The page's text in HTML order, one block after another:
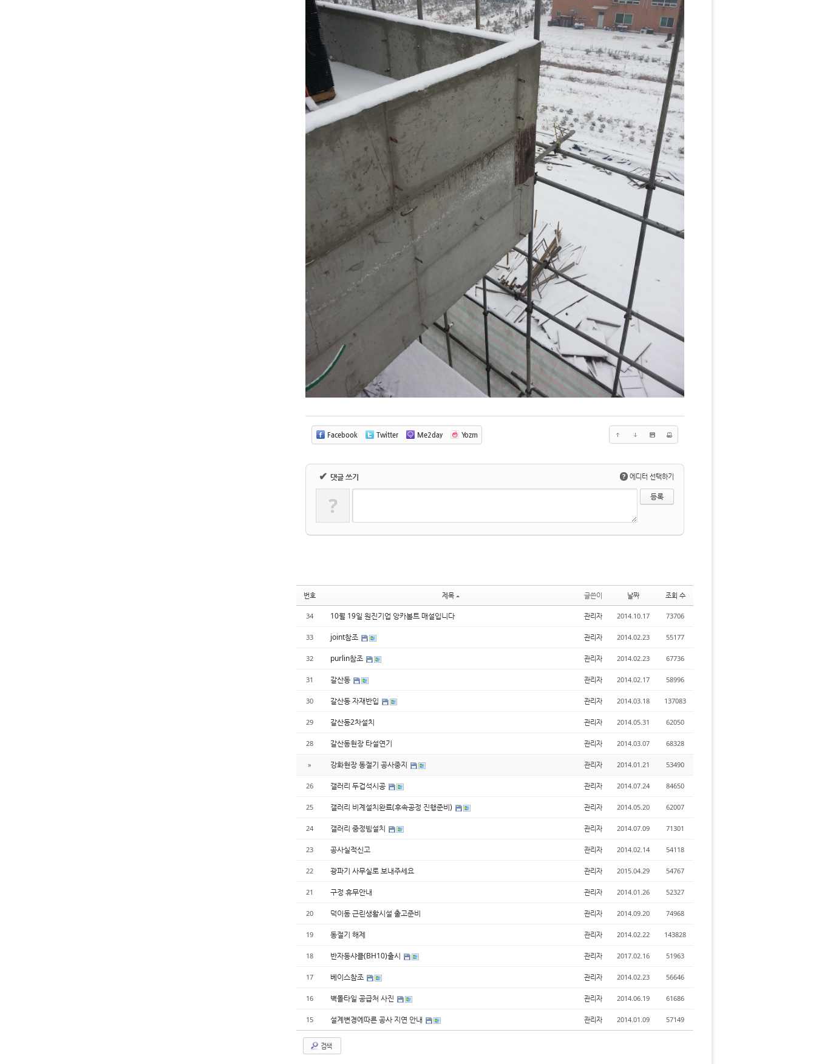
Facebook Twitter Me2day Yozm
✔ 댓글 쓰기 ? 에디터 선택하기
?
번호 제목 글쓴이 날짜 조회 수
34 10월 19일 원진기업 앙카볼트 매설입니다 관리자 2014.10.17 73706
33 joint참조 관리자 2014.02.23 55177
32 purlin참조 관리자 2014.02.23 67736
31 갈산동 관리자 2014.02.17 58996
30 갈산동 자재반입 관리자 2014.03.18 137083
29 갈산동2차설치 관리자 2014.05.31 62050
28 갈산동현장 타설연기 관리자 2014.03.07 68328
» 강화현장 동절기 공사중지 관리자 2014.01.21 53490
26 갤러리 두겁석시공 관리자 2014.07.24 84650
25 갤러리 비계설치완료(후속공정 진행준비) 관리자 2014.05.20 62007
24 갤러리 중정빔설치 관리자 2014.07.09 71301
23 공사실적신고 관리자 2014.02.14 54118
22 광파기 사무실로 보내주세요 관리자 2015.04.29 54767
21 구정 휴무안내 관리자 2014.01.26 52327
20 덕이동 근린생활시설 출고준비 관리자 2014.09.20 74968
19 동절기 해제 관리자 2014.02.22 143828
18 반자동샤클(BH10)출시 관리자 2017.02.16 51963
17 베이스참조 관리자 2014.02.23 56646
16 벽돌타일 공급처 사진 관리자 2014.06.19 61686
15 설계변경에따른 공사 지연 안내 관리자 2014.01.09 57149
검색